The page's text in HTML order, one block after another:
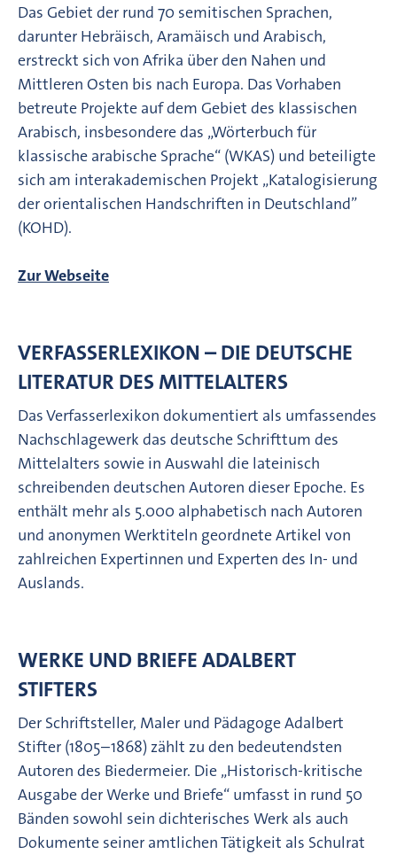
Das Gebiet der rund 70 semitischen Sprachen,
darunter Hebräisch, Aramäisch und Arabisch,
erstreckt sich von Afrika über den Nahen und
Mittleren Osten bis nach Europa. Das Vorhaben
betreute Projekte auf dem Gebiet des klassischen
Arabisch, insbesondere das „Wörterbuch für
klassische arabische Sprache“ (WKAS) und beteiligte
sich am interakademischen Projekt „Katalogisierung
der orientalischen Handschriften in Deutschland”
(KOHD).
Zur Webseite
VERFASSERLEXIKON – DIE DEUTSCHE
LITERATUR DES MITTELALTERS
Das Verfasserlexikon dokumentiert als umfassendes
Nachschlagewerk das deutsche Schrifttum des
Mittelalters sowie in Auswahl die lateinisch
schreibenden deutschen Autoren dieser Epoche. Es
enthält mehr als 5.000 alphabetisch nach Autoren
und anonymen Werktiteln geordnete Artikel von
zahlreichen Expertinnen und Experten des In- und
Auslands.
WERKE UND BRIEFE ADALBERT
STIFTERS
Der Schriftsteller, Maler und Pädagoge Adalbert
Stifter (1805–1868) zählt zu den bedeutendsten
Autoren des Biedermeier. Die „Historisch-kritische
Ausgabe der Werke und Briefe“ umfasst in rund 50
Bänden sowohl sein dichterisches Werk als auch
Dokumente seiner amtlichen Tätigkeit als Schulrat